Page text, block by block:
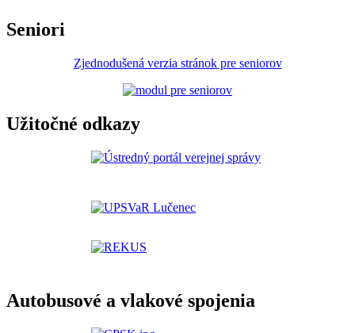
Seniori
Zjednodušená verzia stránok pre seniorov
Užitočné odkazy
Autobusové a vlakové spojenia